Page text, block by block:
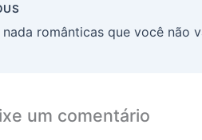
um comentário